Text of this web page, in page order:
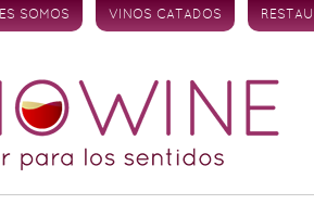
SOMOS VINOS CATADOS